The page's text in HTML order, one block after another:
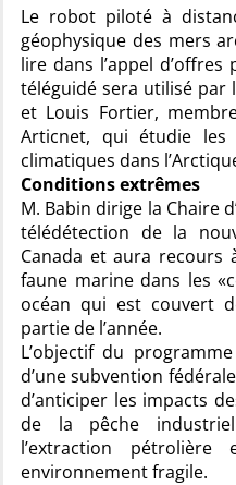
Le robot piloté à
géophysique des mers
lire dans l’appel
téléguidé sera utilisé par
et Louis Fortier,
Articnet, qui étudie les
climatiques dans
Conditions extrêmes
M. Babin dirige la Chaire
télédétection de la
Canada et aura
faune marine dans les
océan qui est couvert
partie de l’année.
L’objectif du
d’une subvention
d’anticiper les impacts
de la pêche
l’extraction
environnement fragile.